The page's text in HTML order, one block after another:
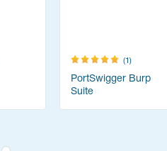
(1)
PortSwigger Burp
Suite